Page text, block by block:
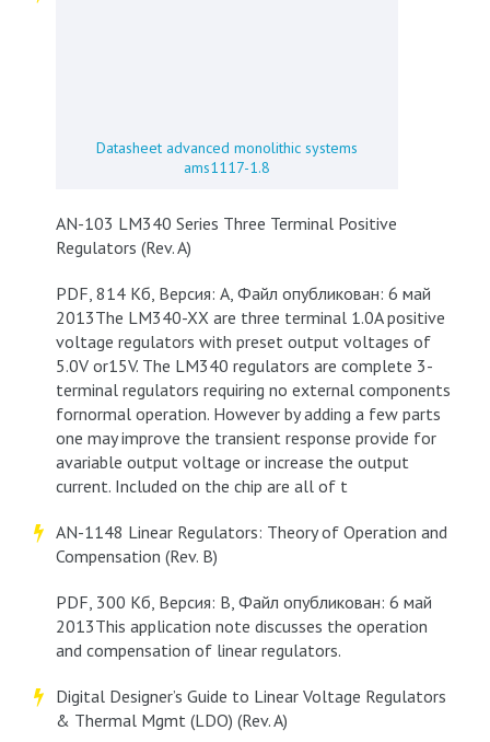
Datasheet advanced monolithic systems
ams1117-1.8
AN-103 LM340 Series Three Terminal Positive
Regulators (Rev. A)
PDF, 814 Кб, Версия: A, Файл опубликован: 6 май
2013The LM340-XX are three terminal 1.0A positive
voltage regulators with preset output voltages of
5.0V or15V. The LM340 regulators are complete 3-
terminal regulators requiring no external components
fornormal operation. However by adding a few parts
one may improve the transient response provide for
avariable output voltage or increase the output
current. Included on the chip are all of t
AN-1148 Linear Regulators: Theory of Operation and
Compensation (Rev. B)
PDF, 300 Кб, Версия: B, Файл опубликован: 6 май
2013This application note discusses the operation
and compensation of linear regulators.
Digital Designer’s Guide to Linear Voltage Regulators
& Thermal Mgmt (LDO) (Rev. A)